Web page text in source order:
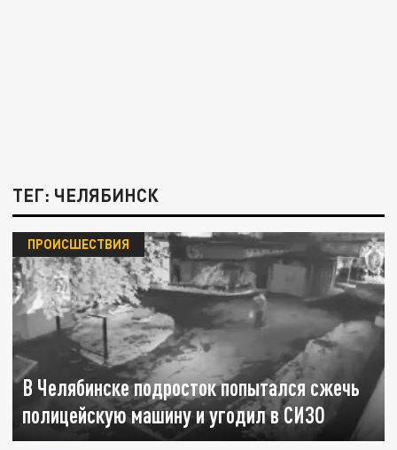
ТЕГ: ЧЕЛЯБИНСК
В Челябинске подросток попытался сжечь
полицейскую машину и угодил в СИЗО
ПРОИСШЕСТВИЯ